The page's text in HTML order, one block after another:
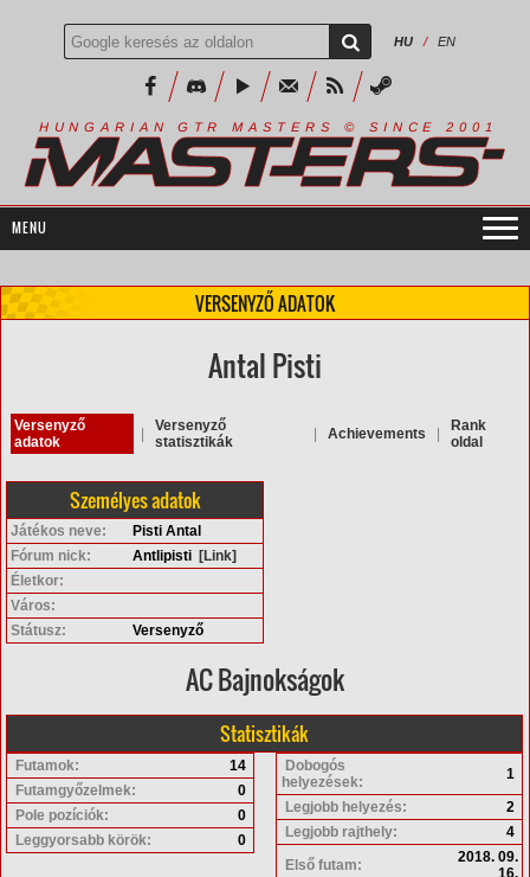
HU / EN
H U N G A R I A N G T R M A S T E R S © S I N C E 2 0 0 1
VERSENYZŐ ADATOK
Antal Pisti
Versenyző
adatok
Versenyző
statisztikák
Achievements
Rank
oldal
Személyes adatok
Játékos neve:
Pisti Antal
Fórum nick:
Antlipisti [Link]
Életkor:
Város:
Státusz:
Versenyző
AC Bajnokságok
Statisztikák
Futamok:
14
Futamgyőzelmek:
0
Pole pozíciók:
0
Leggyorsabb körök:
0
Dobogós
helyezések:
1
Legjobb helyezés:
2
Legjobb rajthely:
4
Első futam:
2018. 09.
16.